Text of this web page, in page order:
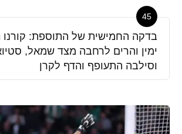
45
בדקה החמישית של התוספת: קורנו
ימין והרים לרחבה מצד שמאל,
וסילבה התעופף והדף לקרן